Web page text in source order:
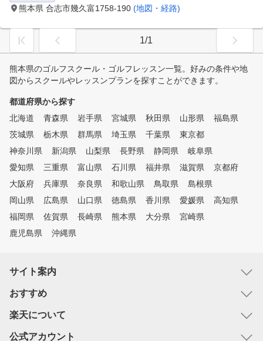
熊本県 合志市幾久富1758-190 (地図・経路)
1/1
熊本県のゴルフスクール・ゴルフレッスン一覧。好みの条件や地
図からスクールやレッスンプランを探すことができます。
都道府県から探す
北海道
青森県 岩手県 宮城県 秋田県 山形県
福島県
茨城県
栃木県 群馬県 埼玉県 千葉県
東京都
神奈川県
新潟県 山梨県 長野県 静岡県
岐阜県
愛知県
三重県 富山県 石川県 福井県 滋賀県
京都府
大阪府
兵庫県 奈良県 和歌山県 鳥取県
島根県
岡山県
広島県 山口県 徳島県 香川県 愛媛県
高知県
福岡県
佐賀県 長崎県 熊本県 大分県
宮崎県
鹿児島県
沖縄県
サイト案内
おすすめ
楽天について
公式アカウント